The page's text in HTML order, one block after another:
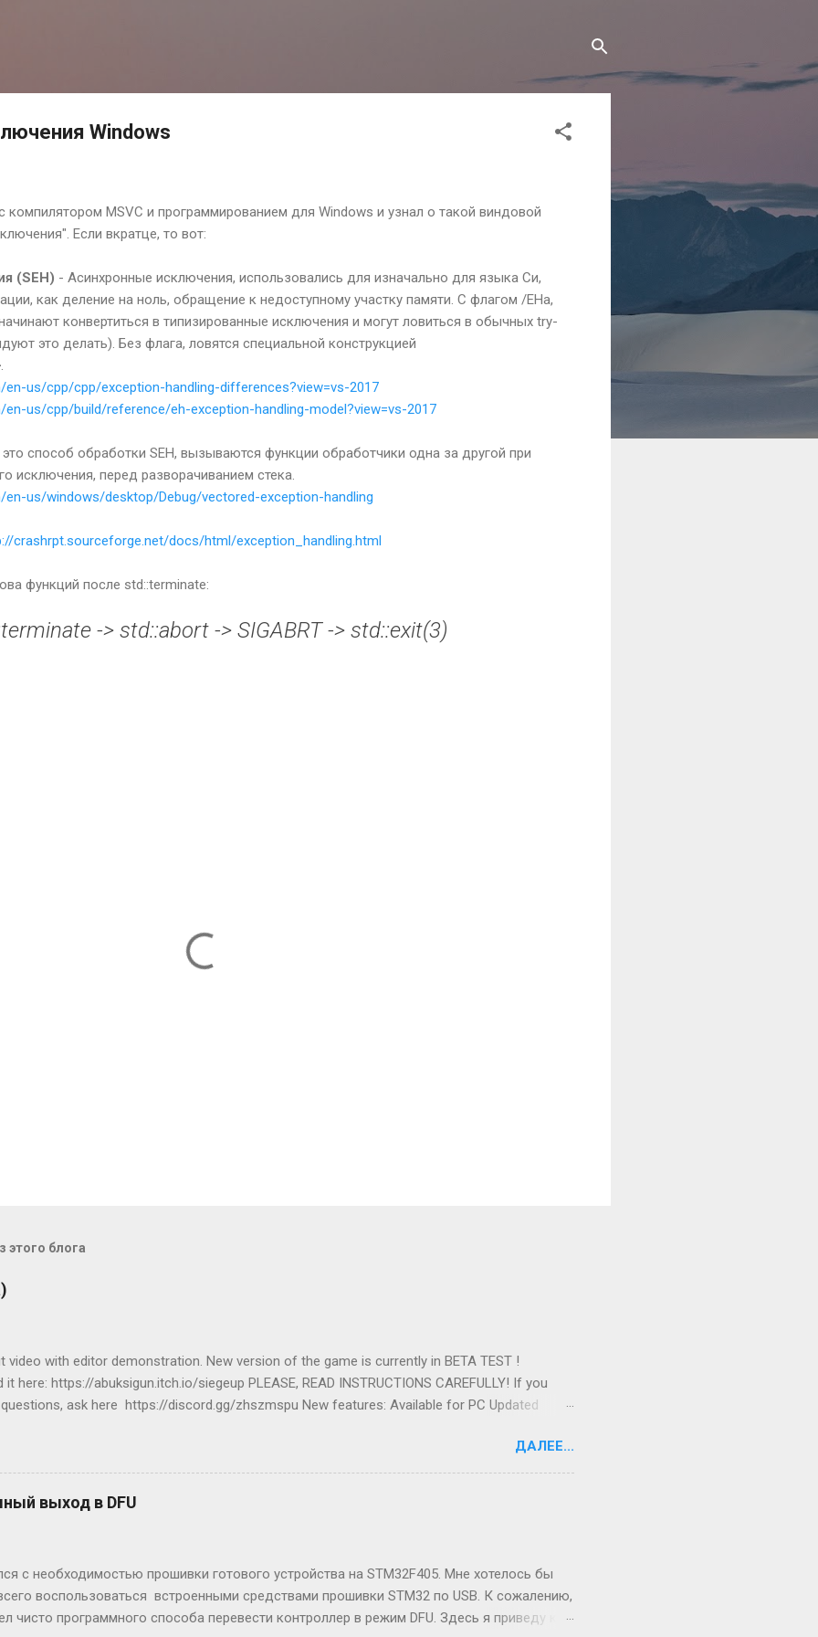
Windows
компилятором MSVC и программированием для Windows и узнал о такой виндовой
Если вкратце, то вот:
(SEH) - Асинхронные исключения, использовались для изначально для языка Си,
как деление на ноль, обращение к недоступному учаcтку памяти. С флагом /EHa,
конвертиться в типизированные исключения и могут ловиться в обычных try-
это делать). Без флага, ловятся специальной конструкцией
us/cpp/cpp/exception-handling-differences?view=vs-2017
us/cpp/build/reference/eh-exception-handling-model?view=vs-2017
это способ обработки SEH, вызываются функции обработчики одна за другой при
исключения, перед разворачиванием стека.
us/windows/desktop/Debug/vectored-exception-handling
crashrpt.sourceforge.net/docs/html/exception_handling.html
функций после std::terminate:
-> std::abort -> SIGABRT -> std::exit(3)
этого блога
video with editor demonstration. New version of the game is currently in BETA TEST !
it here: https://abuksigun.itch.io/siegeup PLEASE, READ INSTRUCTIONS CAREFULLY! If you
ask here https://discord.gg/zhszmspu New features: Available for PC Updated
Fi) Transport ships to move your soldiers across the ocean! New buildings and units Build
map, capture new lands and gather resources!
ДАЛЕЕ...
выход в DFU
с необходимостью прошивки готового устройства на STM32F405. Мне хотелось бы
воспользоваться встроенными средствами прошивки STM32 по USB. К сожалению,
чисто программного способа перевести контроллер в режим DFU. Здесь я приведу код